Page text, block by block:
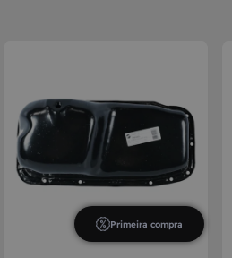
Primeira compra